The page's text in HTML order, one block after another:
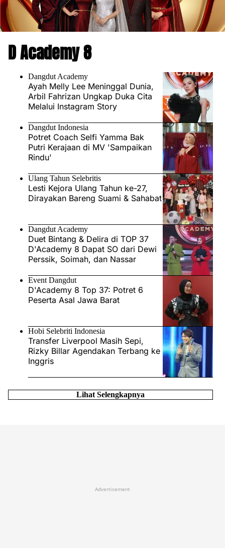
D Academy 8
Dangdut Academy
Ayah Melly Lee Meninggal Dunia,
Arbil Fahrizan Ungkap Duka Cita
Melalui Instagram Story
Dangdut Indonesia
Potret Coach Selfi Yamma Bak
Putri Kerajaan di MV 'Sampaikan
Rindu'
Ulang Tahun Selebritis
Lesti Kejora Ulang Tahun ke-27,
Dirayakan Bareng Suami & Sahabat
Dangdut Academy
Duet Bintang & Delira di TOP 37
D'Academy 8 Dapat SO dari Dewi
Perssik, Soimah, dan Nassar
Event Dangdut
D'Academy 8 Top 37: Potret 6
Peserta Asal Jawa Barat
Hobi Selebriti Indonesia
Transfer Liverpool Masih Sepi,
Rizky Billar Agendakan Terbang ke
Inggris
Lihat Selengkapnya
Advertisement